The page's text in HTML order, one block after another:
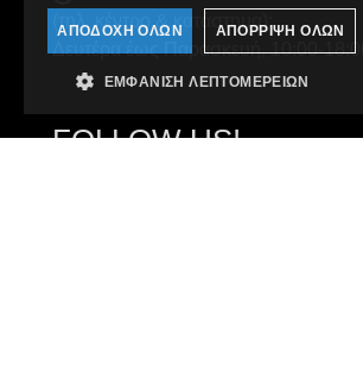
(τηλ. κέντρο & κατάστημα):
Δευτέρα έως Παρασκευή, 10:00-18:00
FOLLOW US!
ΑΠΟΔΟΧΉ ΌΛΩΝ ΑΠΌΡΡΙΨΗ ΌΛΩΝ
ΕΜΦΆΝΙΣΗ ΛΕΠΤΟΜΕΡΕΙΏΝ